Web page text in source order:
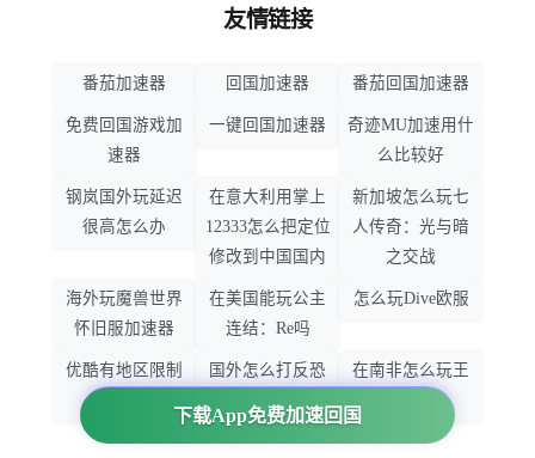
下载App免费加速回国
友情链接
番茄加速器 回国加速器 番茄回国加速器
免费回国游戏加
速器
一键回国加速器
奇迹MU加速用什
么比较好
钢岚国外玩延迟
很高怎么办
在意大利用掌上
12333怎么把定位
修改到中国国内
新加坡怎么玩七
人传奇：光与暗
之交战
海外玩魔兽世界
怀旧服加速器
在美国能玩公主
连结：Re吗
怎么玩Dive欧服
优酷有地区限制
国外怎么打反恐
精英：全球攻势
在南非怎么玩王